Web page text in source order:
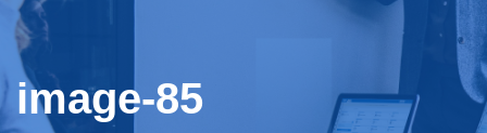
image-85